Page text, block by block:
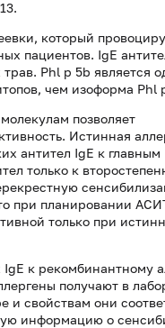
который
пациентов. IgE
Phl p 5b является
чем изоформа Phl
позволяет
Истинная
антител IgE к главным
только к
при планировании
только при
к рекомбинантному
получают в
и свойствам они
информацию о